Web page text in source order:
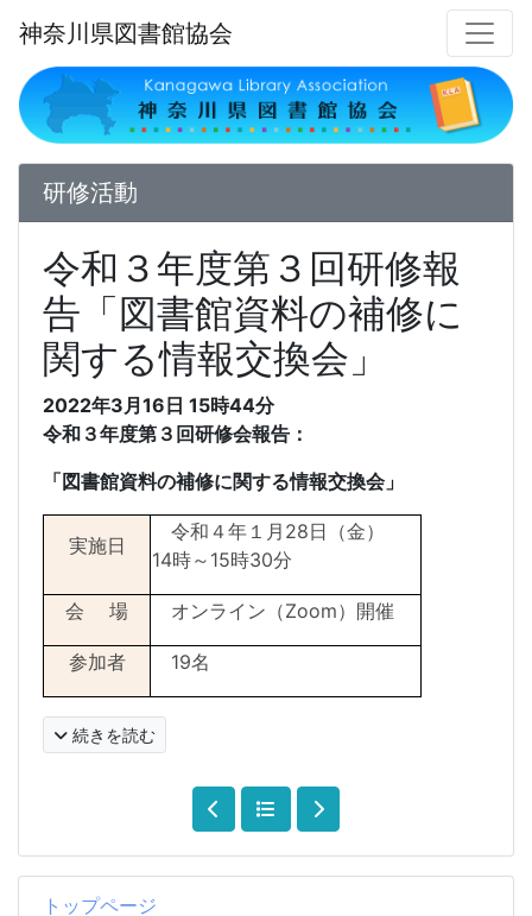
神奈川県図書館協会
トップページ
研修活動
令和３年度第３回研修報
告「図書館資料の補修に
関する情報交換会」
2022年3月16日 15時44分
令和３年度第３回研修会報告：
「図書館資料の補修に関する情報交換会」
実施日
令和４年１月 28日（金）
14時～ 15時30分
会 場 オンライン（Zoom）開催
参加者 19名
続きを読む